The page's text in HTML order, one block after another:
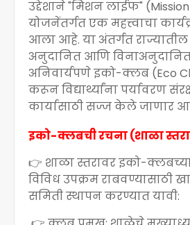
उद्देशाने "मिशन लाईफ" (Mission
योजनेंतर्गत एक महत्त्वाचा
आला आहे. या अंतर्गत
अनुदानित आणि
अनिवार्यपणे इको-क्लब (Eco
करून विद्यार्थ्यांना पर्यावरण
कार्यासाठी सज्ज केले जाणार
इको-क्लबची रचना (शाळा
👉 शाळा स्तरावर इको-
विविध उपक्रम राबवण्यासाठी
समिती स्थापन करण्यात यावी: